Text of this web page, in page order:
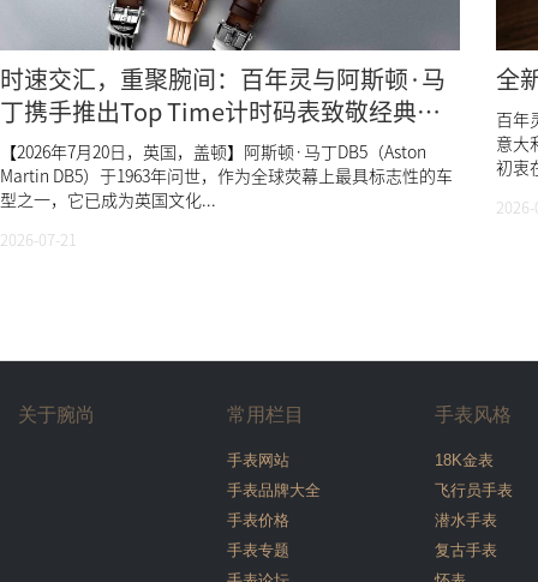
时速交汇，重聚腕间：百年灵与阿斯顿·马
丁携手推出Top Time计时码表致敬经典
DB5
【2026年7月20日，英国，盖顿】阿斯顿·马丁DB5（Aston
Martin DB5）于1963年问世，作为全球荧幕上最具标志性的车
型之一，它已成为英国文化...
2026-07-21
全
百年
意大
初衷
关于腕尚 常用栏目
手表网站
手表品牌大全
手表价格
手表专题
手表风格
18K金表
飞行员手表
潜水手表
复古手表